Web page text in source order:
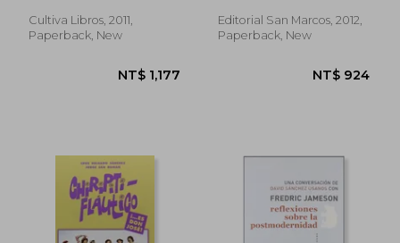
NT$
Cultiva Libros, 2011,
Paperback, New
Editorial San Marcos, 2012,
Paperback, New